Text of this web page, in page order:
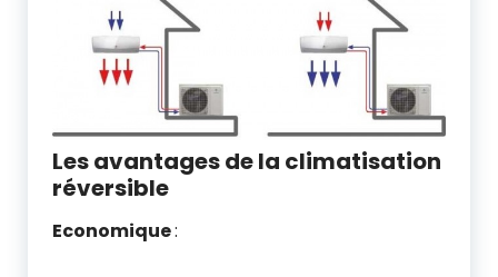
Les avantages de la climatisation
réversible
Economique: